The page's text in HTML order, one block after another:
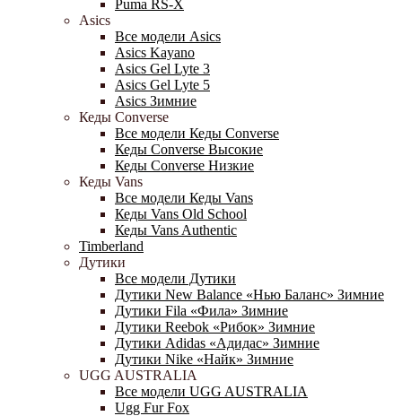
Puma RS-X
Asics
Все модели Asics
Asics Kayano
Asics Gel Lyte 3
Asics Gel Lyte 5
Asics Зимние
Кеды Converse
Все модели Кеды Converse
Кеды Converse Высокие
Кеды Converse Низкие
Кеды Vans
Все модели Кеды Vans
Кеды Vans Old School
Кеды Vans Authentic
Timberland
Дутики
Все модели Дутики
Дутики New Balance «Нью Баланс» Зимние
Дутики Fila «Фила» Зимние
Дутики Reebok «Рибок» Зимние
Дутики Adidas «Адидас» Зимние
Дутики Nike «Найк» Зимние
UGG AUSTRALIA
Все модели UGG AUSTRALIA
Ugg Fur Fox